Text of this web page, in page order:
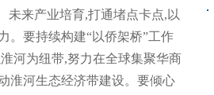
未来产业培育,打通堵点卡点,以
。要持续构建“以侨架桥”工作
河为纽带,努力在全球集聚华商
淮河生态经济带建设。要倾心